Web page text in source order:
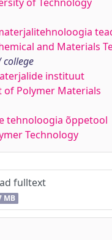
and Materials
instituut
of Polymer Materials
tehnoloogia õppetool
Technology
fulltext
MB